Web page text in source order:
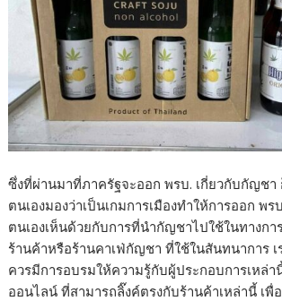
ซึ่งที่ผ่านมาที่ภาครัฐจะออก พรบ. เกี่ยวกับกัญชา
ตนเองมองว่าเป็นเกมการเมืองทำให้การออก พร
ตนเองเห็นด้วยกับการที่นำกัญชาไปใช้ในทางก
ร้านค้าหรือร้านคาเฟ่กัญชา ที่ใช้ในสันทนาการ เ
ควรมีการอบรมให้ความรู้กับผู้ประกอบการเหล่
ออนไลน์ ที่สามารถลิ๊งค์ตรงกับร้านค้าเหล่านี้ เพื่